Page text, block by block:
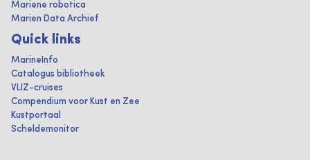
Mariene robotica
Marien Data Archief
Quick links
MarineInfo
Catalogus bibliotheek
VLIZ-cruises
Compendium voor Kust en Zee
Kustportaal
Scheldemonitor